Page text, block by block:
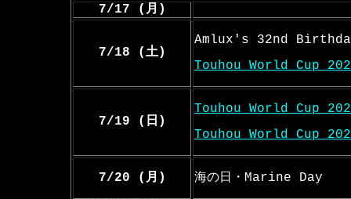
7/17 (月)
7/18 (土)
Amlux's 32nd
Touhou World Cup
7/19 (日)
Touhou World Cup
Touhou World Cup
7/20 (月) 海の日・Marine Day